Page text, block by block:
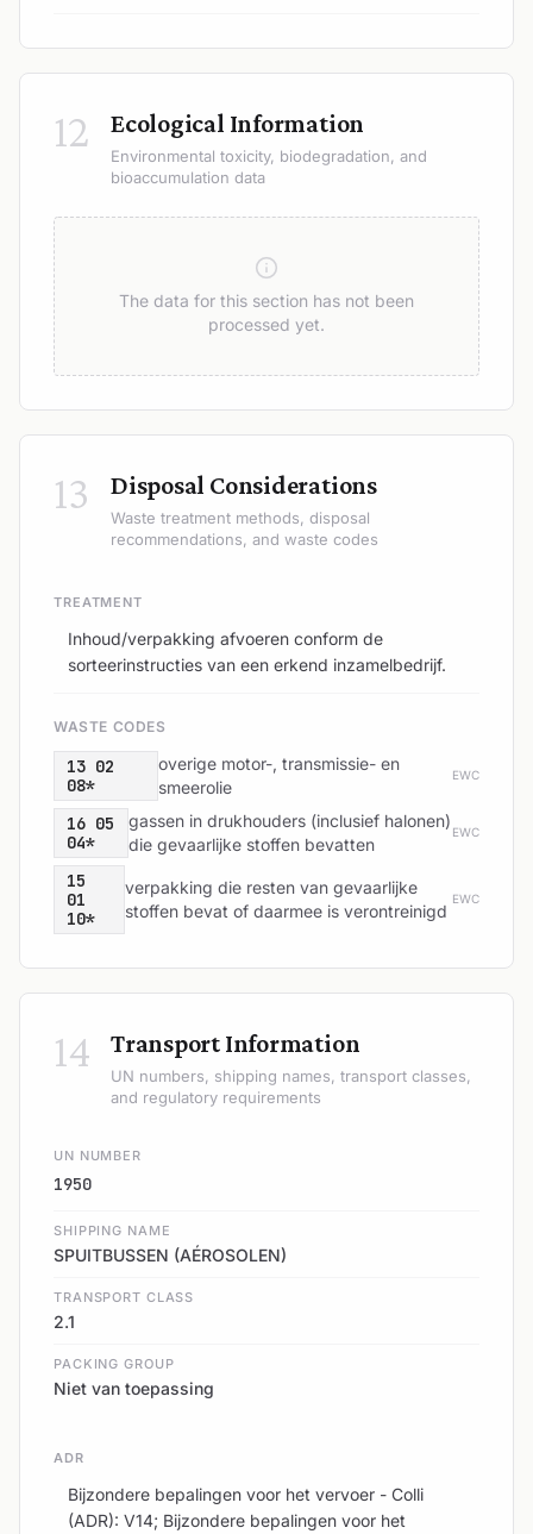
12 Ecological Information
Environmental toxicity, biodegradation, and
bioaccumulation data
The data for this section has not been
processed yet.
13 Disposal Considerations
Waste treatment methods, disposal
recommendations, and waste codes
TREATMENT
Inhoud/verpakking afvoeren conform de
sorteerinstructies van een erkend inzamelbedrijf.
WASTE CODES
13 02
08*
overige motor-, transmissie- en
smeerolie
EWC
16 05
04*
gassen in drukhouders (inclusief halonen)
die gevaarlijke stoffen bevatten
EWC
15
01
10*
verpakking die resten van gevaarlijke
stoffen bevat of daarmee is verontreinigd
EWC
14 Transport Information
UN numbers, shipping names, transport classes,
and regulatory requirements
UN NUMBER
1950
SHIPPING NAME
SPUITBUSSEN (AÉROSOLEN)
TRANSPORT CLASS
2.1
PACKING GROUP
Niet van toepassing
ADR
Bijzondere bepalingen voor het vervoer - Colli
(ADR): V14; Bijzondere bepalingen voor het